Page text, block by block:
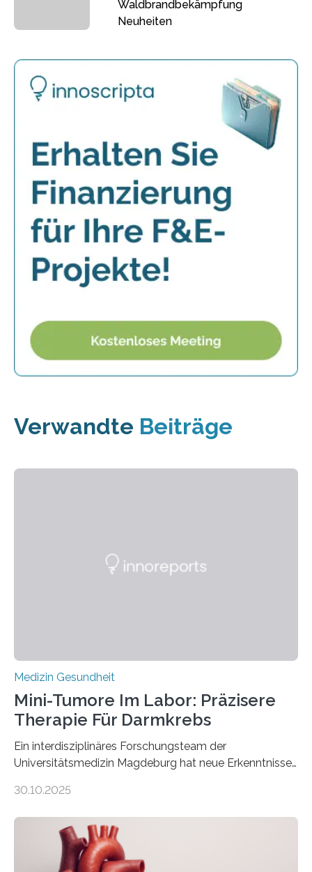
Waldbrandbekämpfung
Neuheiten
Verwandte Beiträge
Medizin Gesundheit
Mini-Tumore Im Labor: Präzisere
Therapie Für Darmkrebs
Ein interdisziplinäres Forschungsteam der
Universitätsmedizin Magdeburg hat neue Erkenntnisse
behandelt werden kann. In ihrer aktuellen Studie,
Oncology, zeigen die Forschenden, dass Mini-Tumore
aus Gewebe von Patientinnen und Patienten –
sogenannte Organoide – genutzt werden können, um
30.10.2025